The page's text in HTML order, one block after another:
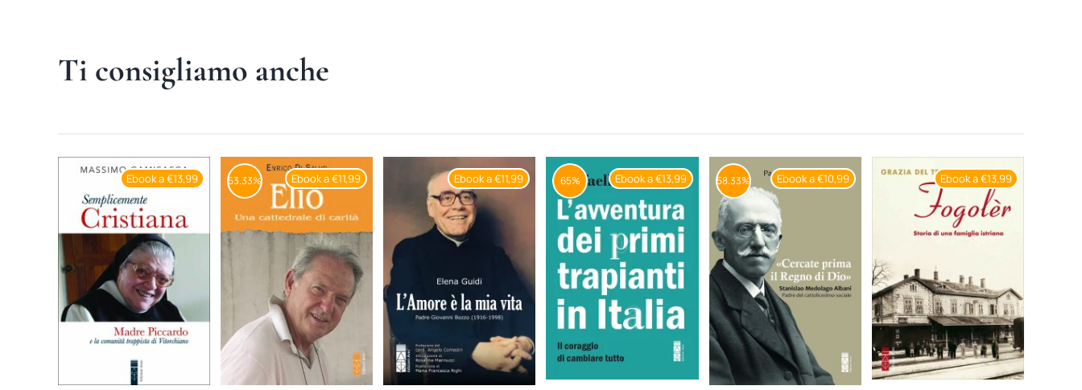
Ti consigliamo anche
Ebook a €13,99 Ebook a €11,99
53.33% Ebook a €11,99 Ebook a €13,99
65% Ebook a €10,99
58.33% Ebook a €13,99